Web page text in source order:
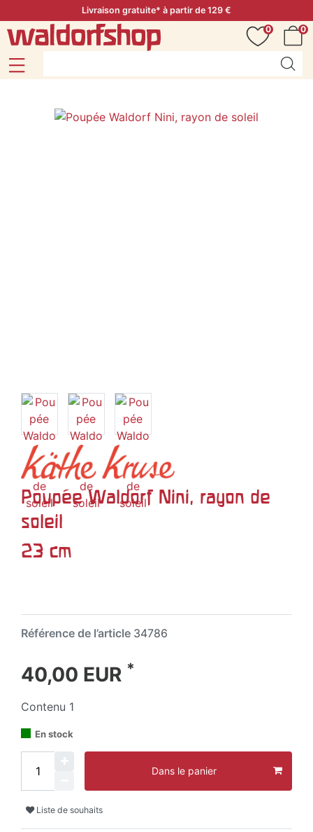
Livraison gratuite* à partir de 129 €
0
0
Poupée Waldorf Nini, rayon de
soleil
23 cm
Référence de l’article 34786
40,00 EUR *
Contenu 1
En stock
Dans le panier
Liste de souhaits